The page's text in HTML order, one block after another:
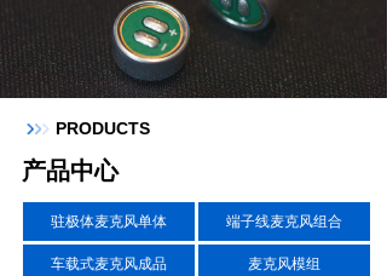
产品中心
新闻资讯
PRODUCTS
产品中心
驻极体麦克风单体 端子线麦克风组合
车载式麦克风成品 麦克风模组